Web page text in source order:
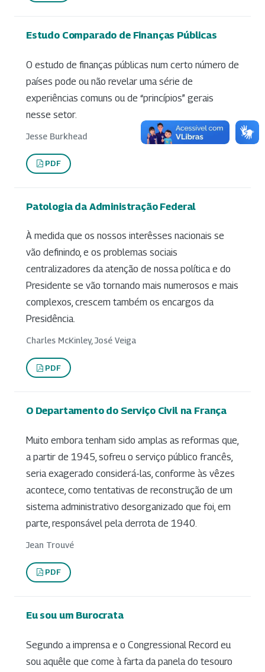
Estudo Comparado de Finanças Públicas
O estudo de finanças públicas num certo número de
países pode ou não revelar uma série de
experiências comuns ou de “princípios” gerais
nesse setor.
Jesse Burkhead
PDF
Patologia da Administração Federal
À medida que os nossos interêsses nacionais se
vão definindo, e os problemas sociais
centralizadores da atenção de nossa política e do
Presidente se vão tornando mais numerosos e mais
complexos, crescem também os encargos da
Presidência.
Charles McKinley, José Veiga
PDF
O Departamento do Serviço Civil na França
Muito embora tenham sido amplas as reformas que,
a partir de 1945, sofreu o serviço público francês,
seria exagerado considerá-las, conforme às vêzes
acontece, como tentativas de reconstrução de um
sistema administrativo desorganizado que foi, em
parte, responsável pela derrota de 1940.
Jean Trouvé
PDF
Eu sou um Burocrata
Segundo a imprensa e o Congressional Record eu
sou aquêle que come à farta da panela do tesouro